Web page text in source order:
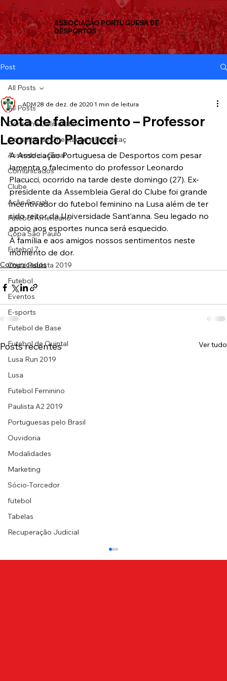
ASSOCIAÇÃO PORTUGUESA DE
DESPORTOS
Post
All Posts
Conselho Deliberativo
Conselho de Orientação e Fiscalizaç
Assembleia Geral
Comunicados
Clube
Ação Social
Futebol Americano
Copa São Paulo
Futebol 7
Copa Paulista 2019
Futebol
Eventos
E-sports
Futebol de Base
Futebol de Quintal
Lusa Run 2019
Lusa
Futebol Feminino
Paulista A2 2019
Portuguesas pelo Brasil
Ouvidoria
Modalidades
Marketing
Sócio-Torcedor
futebol
Tabelas
Recuperação Judicial
All Posts
Nota de falecimento – Professor
Leonardo Placucci
ADM 28 de dez. de 2020 1 min de leitura
A Associação Portuguesa de Desportos com pesar
lamenta o falecimento do professor Leonardo
Placucci, ocorrido na tarde deste domingo (27). Ex-
presidente da Assembleia Geral do Clube foi grande
incentivador do futebol feminino na Lusa além de ter
sido reitor da Universidade Sant’anna. Seu legado no
apoio aos esportes nunca será esquecido.
À família e aos amigos nossos sentimentos neste
momento de dor.
Comunicados
Posts recentes Ver tudo